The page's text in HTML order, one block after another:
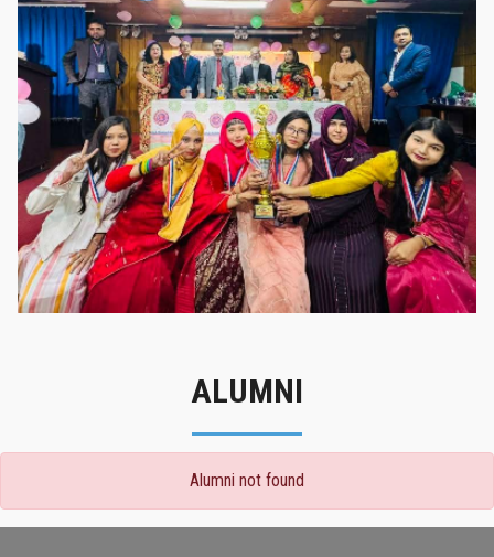
গৌরবের মুহূর্ত
গৌরবের মুহূর্ত
ALUMNI
Alumni not found